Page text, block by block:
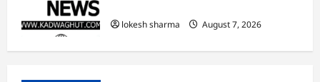
lokesh sharma
August 7, 2026